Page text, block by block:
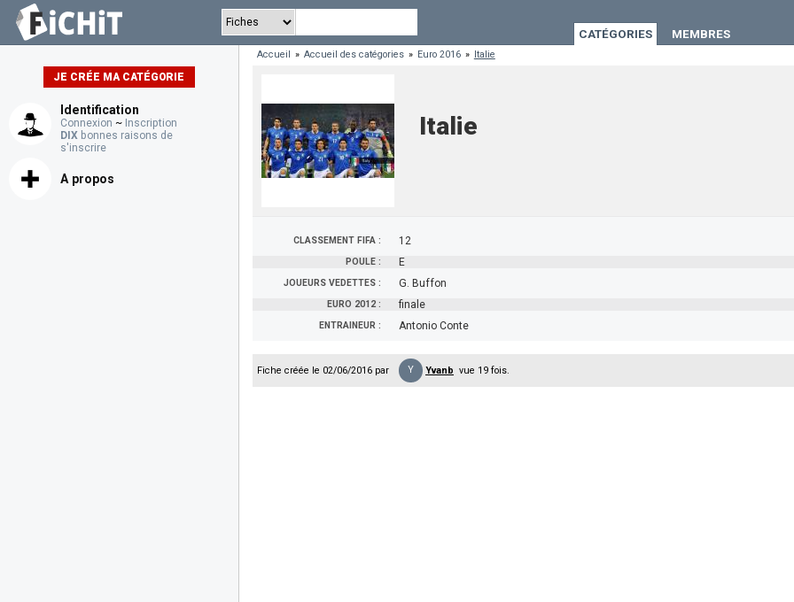
CATÉGORIES MEMBRES
JE CRÉE MA CATÉGORIE
Identification
Connexion ~ Inscription
DIX bonnes raisons de
s'inscrire
A propos
Accueil » Accueil des catégories » Euro 2016 » Italie
Italie
CLASSEMENT FIFA : 12
POULE : E
JOUEURS VEDETTES : G. Buffon
EURO 2012 : finale
ENTRAINEUR : Antonio Conte
Fiche créée le 02/06/2016 par Y Yvanb vue 19 fois.